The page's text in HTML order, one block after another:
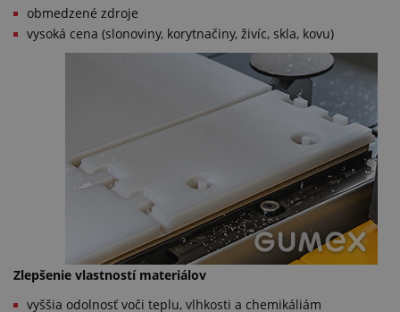
obmedzené zdroje
vysoká cena (slonoviny, korytnačiny, živíc, skla, kovu)
Zlepšenie vlastností materiálov
vyššia odolnosť voči teplu, vlhkosti a chemikáliám